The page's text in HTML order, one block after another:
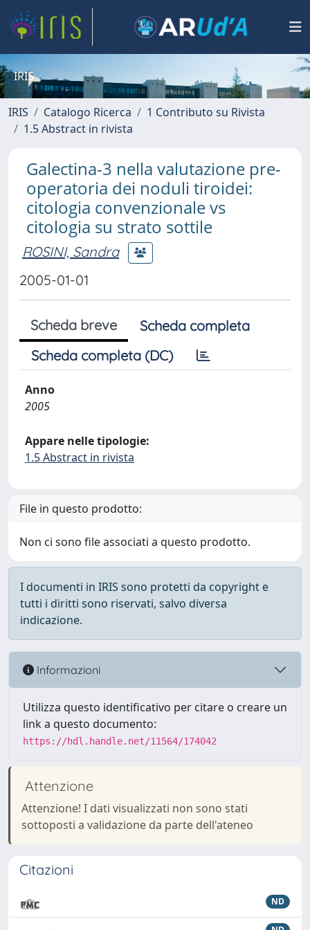
IRIS
IRIS Catalogo Ricerca
1 Contributo su Rivista
1.5 Abstract in rivista
Galectina-3 nella valutazione pre-
operatoria dei noduli tiroidei:
citologia convenzionale vs
citologia su strato sottile
ROSINI, Sandra
2005-01-01
Scheda breve
Scheda completa
Scheda completa (DC)
Anno
2005
Appare nelle tipologie:
1.5 Abstract in rivista
File in questo prodotto:
Non ci sono file associati a questo prodotto.
I documenti in IRIS sono protetti da copyright e
tutti i diritti sono riservati, salvo diversa
indicazione.
Informazioni
Utilizza questo identificativo per citare o creare un
link a questo documento:
https://hdl.handle.net/11564/174042
Attenzione
Attenzione! I dati visualizzati non sono stati
sottoposti a validazione da parte dell'ateneo
Citazioni
ND